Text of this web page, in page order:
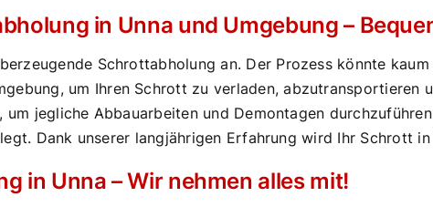
in Unna und Umgebung –
Schrottabholung an. Der Prozess könnte
um Ihren Schrott zu verladen,
jegliche Abbauarbeiten und Demontagen
Dank unserer langjährigen Erfahrung wird Ihr Schrott
in Unna – Wir nehmen alles mit!